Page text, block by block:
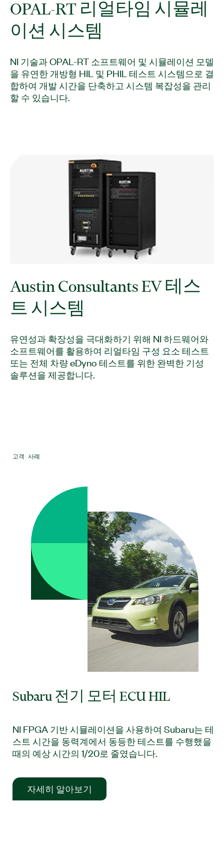
OPAL-RT 리얼타임 시뮬레
이션 시스템
NI 기술과 OPAL-RT 소프트웨어 및 시뮬레이션 모델
을 유연한 개방형 HIL 및 PHIL 테스트 시스템으로 결
합하여 개발 시간을 단축하고 시스템 복잡성을 관리
할 수 있습니다.
Austin Consultants EV 테스
트 시스템
유연성과 확장성을 극대화하기 위해 NI 하드웨어와
소프트웨어를 활용하여 리얼타임 구성 요소 테스트
또는 전체 차량 eDyno 테스트를 위한 완벽한 기성
솔루션을 제공합니다.
Subaru 전기 모터 ECU HIL
NI FPGA 기반 시뮬레이션을 사용하여 Subaru는 테
스트 시간을 동력계에서 동등한 테스트를 수행했을
때의 예상 시간의 1/20로 줄였습니다.
자세히 알아보기​
고객 사례